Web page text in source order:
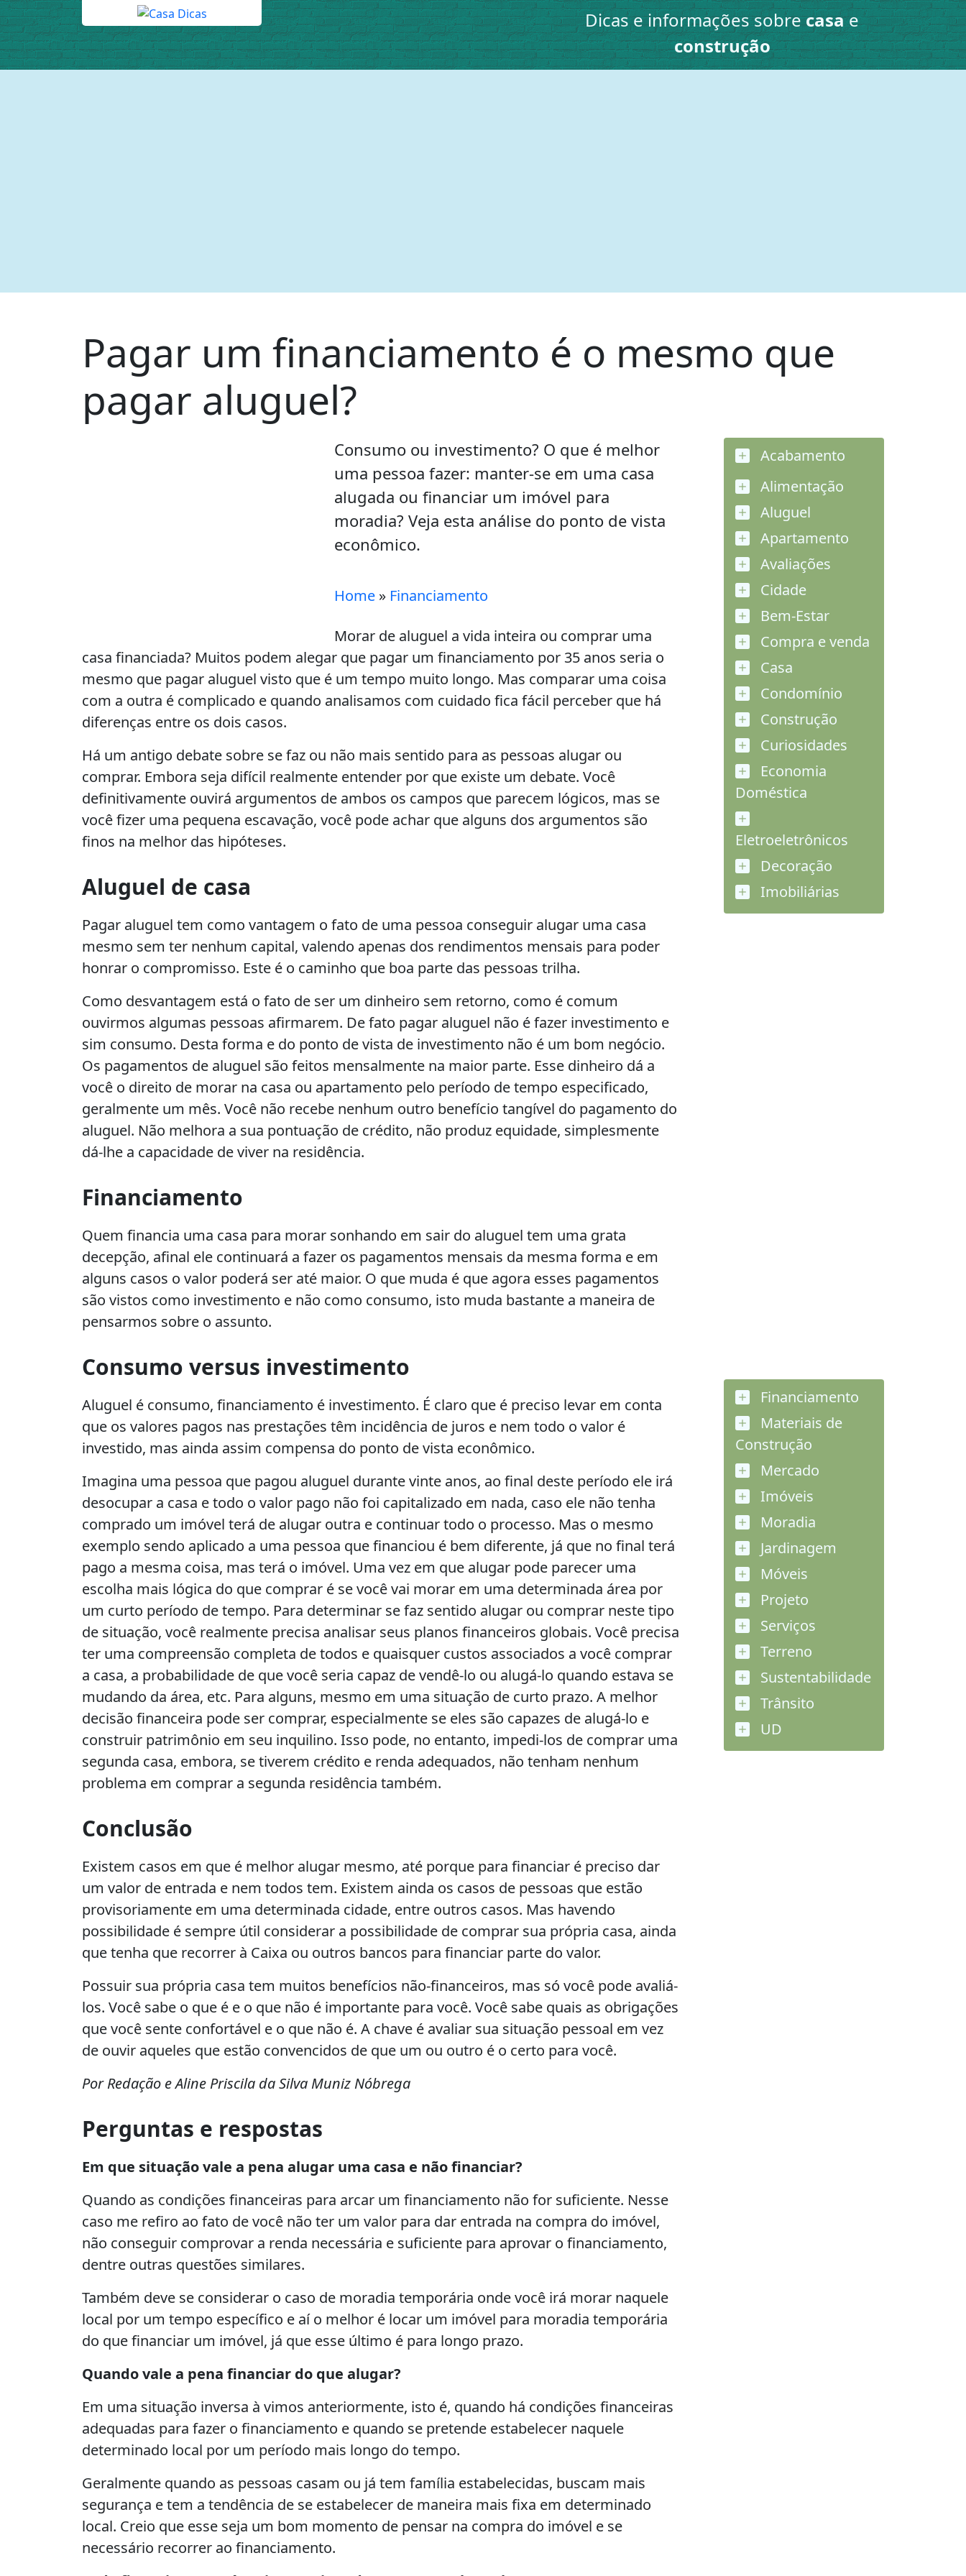
Dicas e informações sobrecasae
construção
Pagar um financiamento é o mesmo que
pagar aluguel?
Consumo ou investimento? O que é melhor
uma pessoa fazer: manter-se em uma casa
alugada ou financiar um imóvel para
moradia? Veja esta análise do ponto de vista
econômico.
Home » Financiamento
Morar de aluguel a vida inteira ou comprar uma
casa financiada? Muitos podem alegar que pagar um financiamento por 35 anos seria o
mesmo que pagar aluguel visto que é um tempo muito longo. Mas comparar uma coisa
com a outra é complicado e quando analisamos com cuidado fica fácil perceber que há
diferenças entre os dois casos.
Há um antigo debate sobre se faz ou não mais sentido para as pessoas alugar ou
comprar. Embora seja difícil realmente entender por que existe um debate. Você
definitivamente ouvirá argumentos de ambos os campos que parecem lógicos, mas se
você fizer uma pequena escavação, você pode achar que alguns dos argumentos são
finos na melhor das hipóteses.
Aluguel de casa
Pagar aluguel tem como vantagem o fato de uma pessoa conseguir alugar uma casa
mesmo sem ter nenhum capital, valendo apenas dos rendimentos mensais para poder
honrar o compromisso. Este é o caminho que boa parte das pessoas trilha.
Como desvantagem está o fato de ser um dinheiro sem retorno, como é comum
ouvirmos algumas pessoas afirmarem. De fato pagar aluguel não é fazer investimento e
sim consumo. Desta forma e do ponto de vista de investimento não é um bom negócio.
Os pagamentos de aluguel são feitos mensalmente na maior parte. Esse dinheiro dá a
você o direito de morar na casa ou apartamento pelo período de tempo especificado,
geralmente um mês. Você não recebe nenhum outro benefício tangível do pagamento do
aluguel. Não melhora a sua pontuação de crédito, não produz equidade, simplesmente
dá-lhe a capacidade de viver na residência.
Financiamento
Quem financia uma casa para morar sonhando em sair do aluguel tem uma grata
decepção, afinal ele continuará a fazer os pagamentos mensais da mesma forma e em
alguns casos o valor poderá ser até maior. O que muda é que agora esses pagamentos
são vistos como investimento e não como consumo, isto muda bastante a maneira de
pensarmos sobre o assunto.
Consumo versus investimento
Aluguel é consumo, financiamento é investimento. É claro que é preciso levar em conta
que os valores pagos nas prestações têm incidência de juros e nem todo o valor é
investido, mas ainda assim compensa do ponto de vista econômico.
Imagina uma pessoa que pagou aluguel durante vinte anos, ao final deste período ele irá
desocupar a casa e todo o valor pago não foi capitalizado em nada, caso ele não tenha
comprado um imóvel terá de alugar outra e continuar todo o processo. Mas o mesmo
exemplo sendo aplicado a uma pessoa que financiou é bem diferente, já que no final terá
pago a mesma coisa, mas terá o imóvel. Uma vez em que alugar pode parecer uma
escolha mais lógica do que comprar é se você vai morar em uma determinada área por
um curto período de tempo. Para determinar se faz sentido alugar ou comprar neste tipo
de situação, você realmente precisa analisar seus planos financeiros globais. Você precisa
ter uma compreensão completa de todos e quaisquer custos associados a você comprar
a casa, a probabilidade de que você seria capaz de vendê-lo ou alugá-lo quando estava se
mudando da área, etc. Para alguns, mesmo em uma situação de curto prazo. A melhor
decisão financeira pode ser comprar, especialmente se eles são capazes de alugá-lo e
construir patrimônio em seu inquilino. Isso pode, no entanto, impedi-los de comprar uma
segunda casa, embora, se tiverem crédito e renda adequados, não tenham nenhum
problema em comprar a segunda residência também.
Conclusão
Existem casos em que é melhor alugar mesmo, até porque para financiar é preciso dar
um valor de entrada e nem todos tem. Existem ainda os casos de pessoas que estão
provisoriamente em uma determinada cidade, entre outros casos. Mas havendo
possibilidade é sempre útil considerar a possibilidade de comprar sua própria casa, ainda
que tenha que recorrer à Caixa ou outros bancos para financiar parte do valor.
Possuir sua própria casa tem muitos benefícios não-financeiros, mas só você pode avaliá-
los. Você sabe o que é e o que não é importante para você. Você sabe quais as obrigações
que você sente confortável e o que não é. A chave é avaliar sua situação pessoal em vez
de ouvir aqueles que estão convencidos de que um ou outro é o certo para você.
Por Redação e Aline Priscila da Silva Muniz Nóbrega
Perguntas e respostas
Em que situação vale a pena alugar uma casa e não financiar?
Quando as condições financeiras para arcar um financiamento não for suficiente. Nesse
caso me refiro ao fato de você não ter um valor para dar entrada na compra do imóvel,
não conseguir comprovar a renda necessária e suficiente para aprovar o financiamento,
dentre outras questões similares.
Também deve se considerar o caso de moradia temporária onde você irá morar naquele
local por um tempo específico e aí o melhor é locar um imóvel para moradia temporária
do que financiar um imóvel, já que esse último é para longo prazo.
Quando vale a pena financiar do que alugar?
Em uma situação inversa à vimos anteriormente, isto é, quando há condições financeiras
adequadas para fazer o financiamento e quando se pretende estabelecer naquele
determinado local por um período mais longo do tempo.
Geralmente quando as pessoas casam ou já tem família estabelecidas, buscam mais
segurança e tem a tendência de se estabelecer de maneira mais fixa em determinado
local. Creio que esse seja um bom momento de pensar na compra do imóvel e se
necessário recorrer ao financiamento.
Acabamento
Alimentação
Aluguel
Apartamento
Avaliações
Cidade
Bem-Estar
Compra e venda
Casa
Condomínio
Construção
Curiosidades
Economia
Doméstica
Eletroeletrônicos
Decoração
Imobiliárias
Financiamento
Materiais de
Construção
Mercado
Imóveis
Moradia
Jardinagem
Móveis
Projeto
Serviços
Terreno
Sustentabilidade
Trânsito
UD